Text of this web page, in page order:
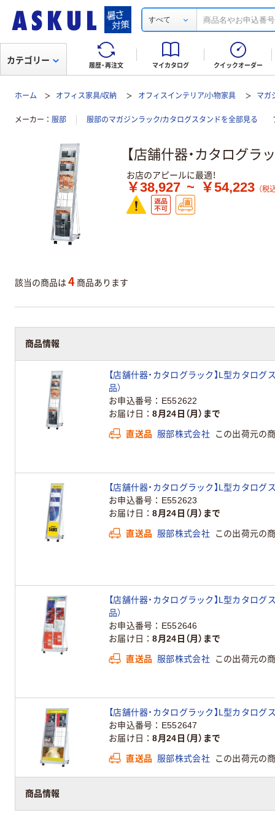
すべて
履歴・再注文 マイカタログ クイックオーダー
カテゴリー
ホーム オフィス家具/収納 オフィスインテリア/小物家具 マガ
メーカー 服部 服部のマガジンラック/カタログスタンドを全部見る
【店舗什器・カタログラ
お店のアピールに最適！
￥38,927 ~ ￥54,223 （税
該当の商品は 4 商品あります
商品情報
商品情報
【店舗什器・カタログラック】L型カタロ
品）
お申込番号
E552622
お届け日
8月24日（月）まで
直送品 服部株式会社 この出荷元の
【店舗什器・カタログラック】L型カタロ
お申込番号
E552623
お届け日
8月24日（月）まで
直送品 服部株式会社 この出荷元の
【店舗什器・カタログラック】L型カタロ
品）
お申込番号
E552646
お届け日
8月24日（月）まで
直送品 服部株式会社 この出荷元の
【店舗什器・カタログラック】L型カタロ
お申込番号
E552647
お届け日
8月24日（月）まで
直送品 服部株式会社 この出荷元の